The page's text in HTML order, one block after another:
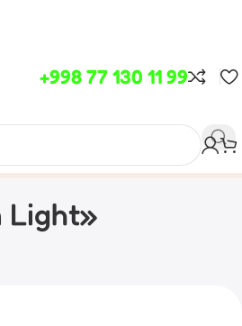
+998 77 130 11 99
Light»